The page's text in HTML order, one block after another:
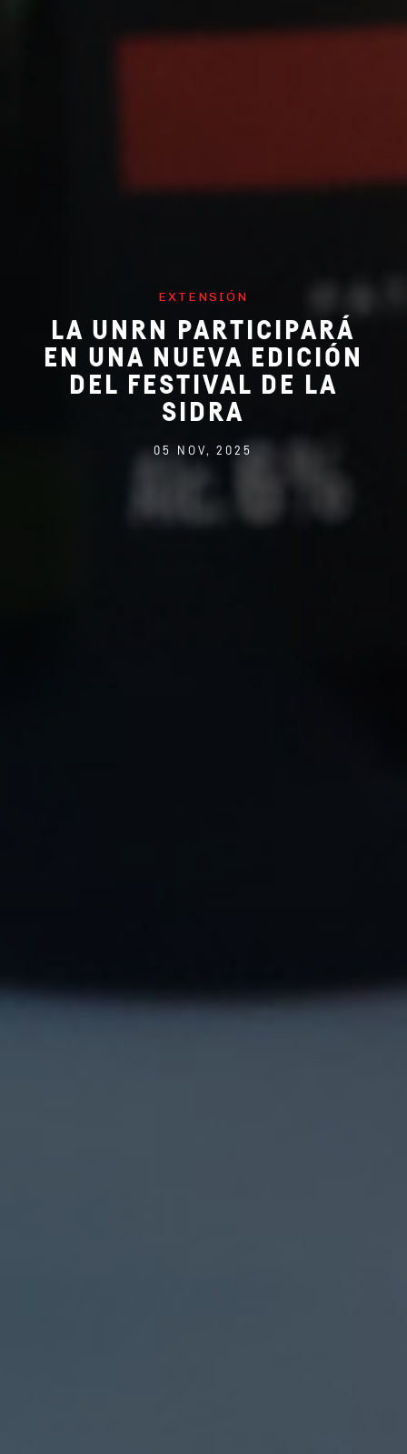
EXTENSIÓN
LA UNRN PARTICIPARÁ
EN UNA NUEVA EDICIÓN
DEL FESTIVAL DE LA
SIDRA
05 NOV, 2025